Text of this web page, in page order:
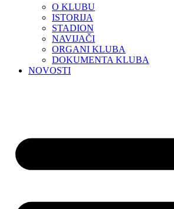
O KLUBU
ISTORIJA
STADION
NAVIJAČI
ORGANI KLUBA
DOKUMENTA KLUBA
NOVOSTI